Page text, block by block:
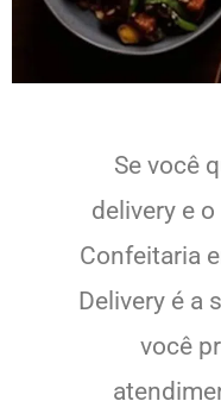
Se você
delivery e
Confeitaria
Delivery é a
você